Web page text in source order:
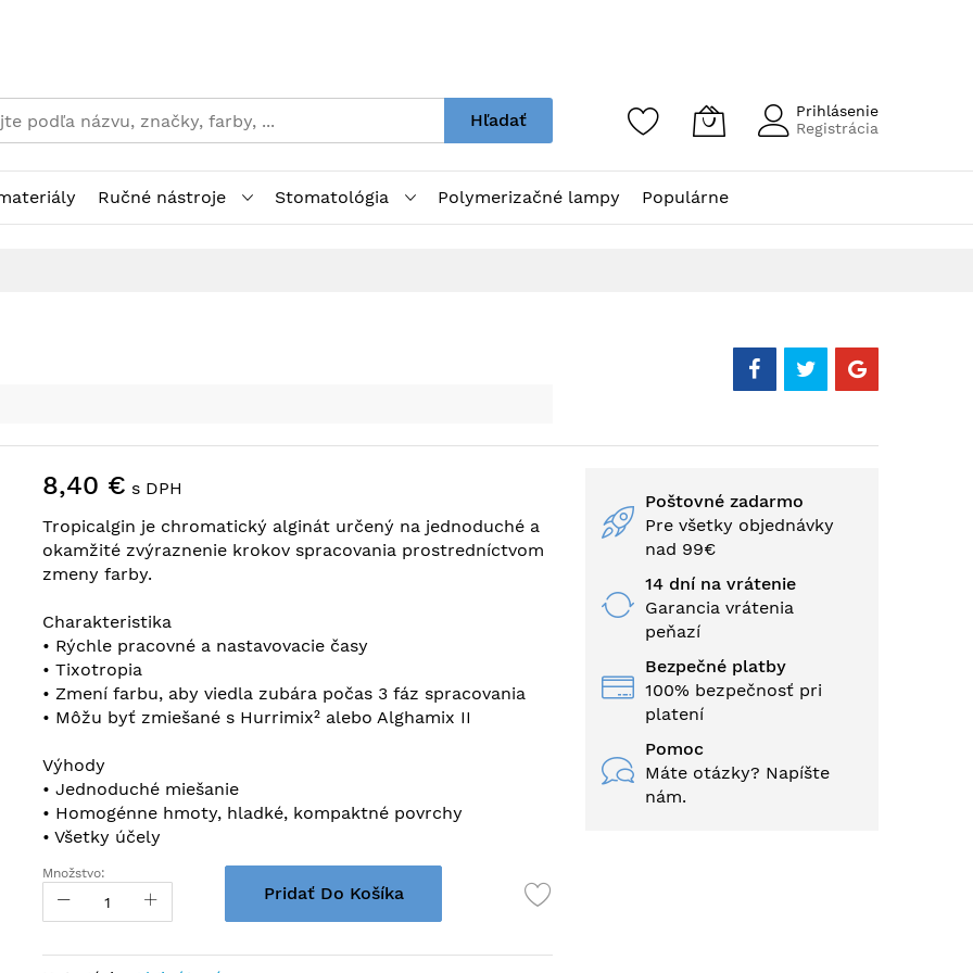
Hľadať
Prihlásenie
Registrácia
Ručné nástroje Stomatológia Polymerizačné lampy Populárne
8,40 € s DPH
Tropicalgin je chromatický alginát určený na jednoduché a
okamžité zvýraznenie krokov spracovania prostredníctvom
zmeny farby.
Charakteristika
• Rýchle pracovné a nastavovacie časy
• Tixotropia
• Zmení farbu, aby viedla zubára počas 3 fáz spracovania
• Môžu byť zmiešané s Hurrimix² alebo Alghamix II
Výhody
• Jednoduché miešanie
• Homogénne hmoty, hladké, kompaktné povrchy
• Všetky účely
Množstvo:
Pridať Do Košíka
Poštovné zadarmo
Pre všetky objednávky
nad 99€
14 dní na vrátenie
Garancia vrátenia
peňazí
Bezpečné platby
100% bezpečnosť pri
platení
Pomoc
Máte otázky? Napíšte
nám.